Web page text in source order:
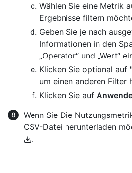
Wählen Sie eine Metrik
Ergebnisse filtern
Geben Sie je nach
Informationen in den
„Operator“ und „Wert“
Klicken Sie optional auf "
um einen anderen Filter
Klicken Sie auf
Wenn Sie Die
CSV-Datei herunterladen
.